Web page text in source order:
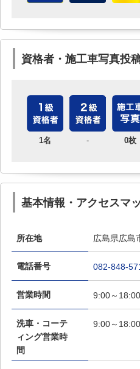
資格者・施工車写真投
1名 - 0枚
基本情報・アクセスマ
所在地 広島県広島
電話番号 082-848-
営業時間 9:00～18:00
洗車・コーテ
ィング営業時
間
9:00～18:00